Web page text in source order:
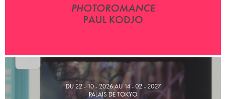
PHOTOROMANCE
PAUL KODJO
DU 22 - 10 - 2026 AU 14 - 02 - 2027
PALAIS DE TOKYO